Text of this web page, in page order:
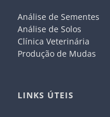
Análise de Sementes
Análise de Solos
Clínica Veterinária
Produção de Mudas
LINKS ÚTEIS